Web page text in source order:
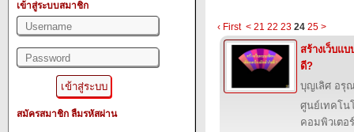
เข้าสู่ระบบสมาชิก
สมัครสมาชิก ลืมรหัสผ่าน
‹ First < 21 22 23 24 25 >
สร้างเว็บแ
ดี?
บุญเลิศ อรุ
ศูนย์เทคโน
คอมพิวเตอ